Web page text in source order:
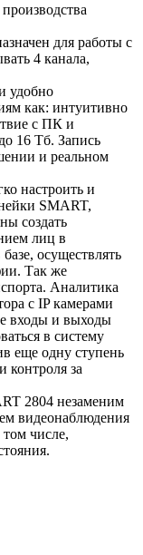
для работы с
4 канала,
удобно
как: интуитивно
с ПК и
16 Тб. Запись
и реальном
настроить и
SMART,
создать
лиц в
осуществлять
Так же
Аналитика
с IP камерами
входы и выходы
в систему
еще одну ступень
контроля за
2804 незаменим
видеонаблюдения
числе,